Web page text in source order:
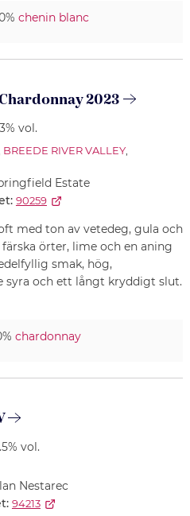
chenin blanc
2023
vol.
BREEDE RIVER VALLEY,
Estate
90259
med ton av vetedeg, gula och
örter, lime och en aning
smak, hög,
syra och ett långt kryddigt slut.
chardonnay
vol.
Nestarec
94213